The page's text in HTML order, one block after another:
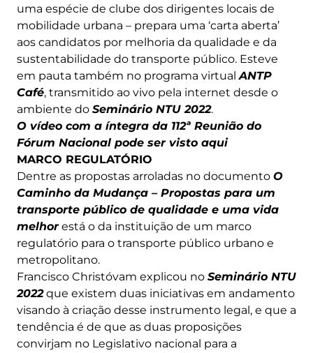
uma espécie de clube dos dirigentes locais de
mobilidade urbana – prepara uma ‘carta aberta’
aos candidatos por melhoria da qualidade e da
sustentabilidade do transporte público. Esteve
em pauta também no programa virtualANTP
Café, transmitido ao vivo pela internet desde o
ambiente do Seminário NTU 2022.
O vídeo com a íntegra da 112ª Reunião do
Fórum Nacional pode ser visto aqui
MARCO REGULATÓRIO
Dentre as propostas arroladas no documento O
Caminho da Mudança – Propostas para um
transporte público de qualidade e uma vida
melhorestá o da instituição de um marco
regulatório para o transporte público urbano e
metropolitano.
Francisco Christóvam explicou no Seminário NTU
2022que existem duas iniciativas em andamento
visando à criação desse instrumento legal, e que a
tendência é de que as duas proposições
convirjam no Legislativo nacional para a